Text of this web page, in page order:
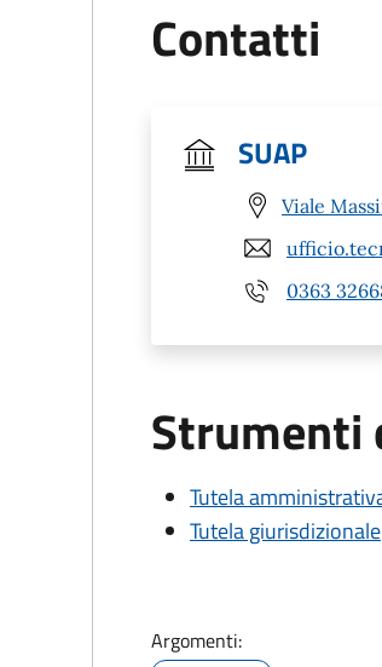
Contatti
SUAP
Viale
0363
Strumenti
Tutela
Tutela giurisdizionale
Argomenti: